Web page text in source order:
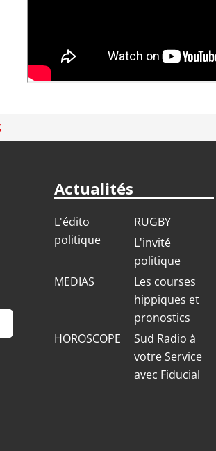
Actualités
L'édito
politique
RUGBY
L'invité
politique
MEDIAS
Les courses
hippiques et
pronostics
HOROSCOPE
Sud Radio à
votre Service
avec Fiducial